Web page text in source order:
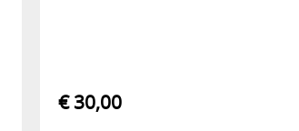
€ 30,00